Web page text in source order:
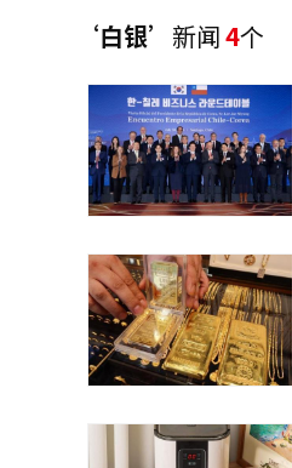
‘白银’ 新闻4个